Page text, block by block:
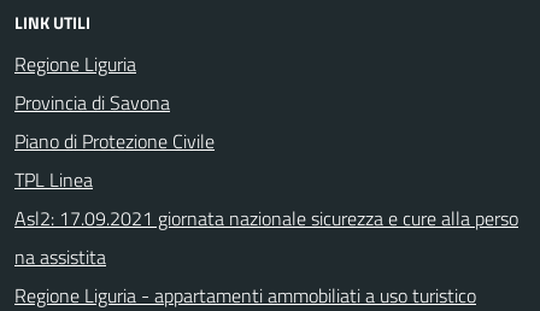
LINK UTILI
Regione Liguria
Provincia di Savona
Piano di Protezione Civile
TPL Linea
Asl2: 17.09.2021 giornata nazionale sicurezza e cure alla perso
na assistita
Regione Liguria - appartamenti ammobiliati a uso turistico